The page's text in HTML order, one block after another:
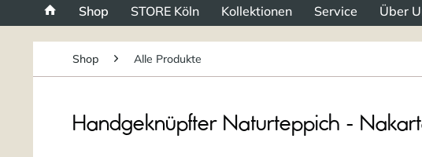
Shop STORE Köln Kollektionen Service Über
Shop Alle Produkte
Handgeknüpfter Naturteppich -